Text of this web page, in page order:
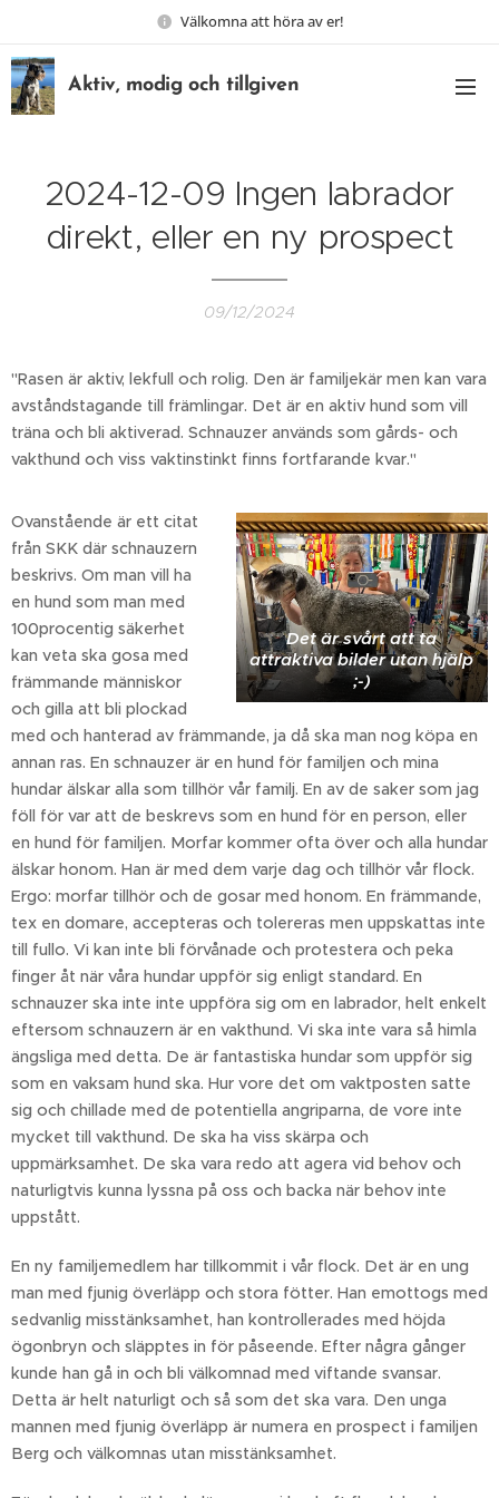
Välkomna att höra av er!
Aktiv, modig och tillgiven
2024-12-09 Ingen labrador
direkt, eller en ny prospect
09/12/2024
"Rasen är aktiv, lekfull och rolig. Den är familjekär men kan vara
avståndstagande till främlingar. Det är en aktiv hund som vill
träna och bli aktiverad. Schnauzer används som gårds- och
vakthund och viss vaktinstinkt finns fortfarande kvar."
Det är svårt att ta
attraktiva bilder utan hjälp
;-)
Ovanstående är ett citat
från SKK där schnauzern
beskrivs. Om man vill ha
en hund som man med
100procentig säkerhet
kan veta ska gosa med
främmande människor
och gilla att bli plockad
med och hanterad av främmande, ja då ska man nog köpa en
annan ras. En schnauzer är en hund för familjen och mina
hundar älskar alla som tillhör vår familj. En av de saker som jag
föll för var att de beskrevs som en hund för en person, eller
en hund för familjen. Morfar kommer ofta över och alla hundar
älskar honom. Han är med dem varje dag och tillhör vår flock.
Ergo: morfar tillhör och de gosar med honom. En främmande,
tex en domare, accepteras och tolereras men uppskattas inte
till fullo. Vi kan inte bli förvånade och protestera och peka
finger åt när våra hundar uppför sig enligt standard. En
schnauzer ska inte inte uppföra sig om en labrador, helt enkelt
eftersom schnauzern är en vakthund. Vi ska inte vara så himla
ängsliga med detta. De är fantastiska hundar som uppför sig
som en vaksam hund ska. Hur vore det om vaktposten satte
sig och chillade med de potentiella angriparna, de vore inte
mycket till vakthund. De ska ha viss skärpa och
uppmärksamhet. De ska vara redo att agera vid behov och
naturligtvis kunna lyssna på oss och backa när behov inte
uppstått.
En ny familjemedlem har tillkommit i vår flock. Det är en ung
man med fjunig överläpp och stora fötter. Han emottogs med
sedvanlig misstänksamhet, han kontrollerades med höjda
ögonbryn och släpptes in för påseende. Efter några gånger
kunde han gå in och bli välkomnad med viftande svansar.
Detta är helt naturligt och så som det ska vara. Den unga
mannen med fjunig överläpp är numera en prospect i familjen
Berg och välkomnas utan misstänksamhet.